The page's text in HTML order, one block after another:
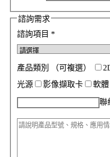
諮詢需求
諮詢項目 *
產品類別 （可複選）
光源
影像擷取卡 軟體
聯